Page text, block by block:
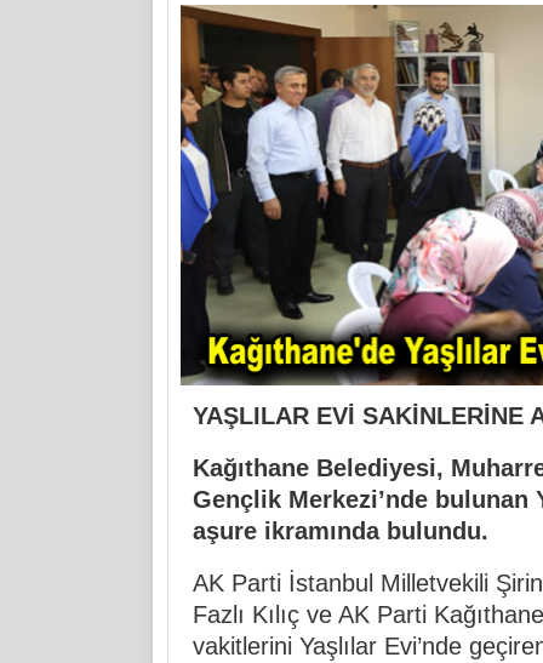
YAŞLILAR EVİ SAKİNLERİNE
Kağıthane Belediyesi,
Gençlik Merkezi’nde bulunan
aşure ikramında bulundu.
AK Parti İstanbul Milletvekili
Fazlı Kılıç ve AK Parti
vakitlerini Yaşlılar Evi’nde